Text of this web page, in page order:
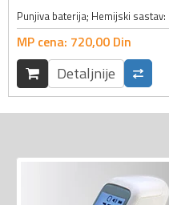
MP cena: 720,00 Din
Detaljnije